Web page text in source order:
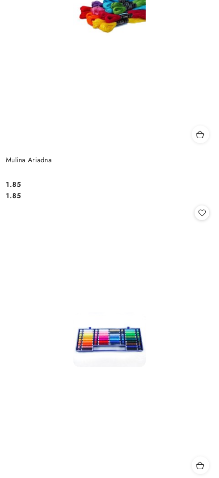
Mulina Ariadna
Cena:
1.85
Cena:
1.85